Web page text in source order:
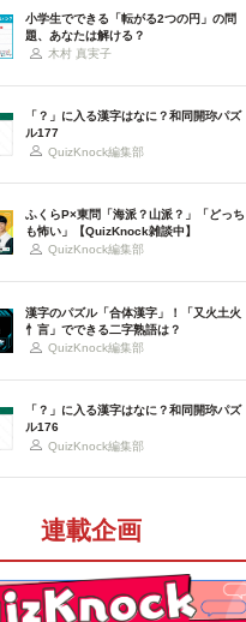
小学生でできる「転がる2つの円」の問
題、あなたは解ける？
木村 真実子
「？」に入る漢字はなに？和同開珎パズ
ル177
QuizKnock編集部
ふくらP×東問「海派？山派？」「どっち
も怖い」【QuizKnock雑談中】
QuizKnock編集部
漢字のパズル「合体漢字」！「又火土火
忄言」でできる二字熟語は？
QuizKnock編集部
「？」に入る漢字はなに？和同開珎パズ
ル176
QuizKnock編集部
連載企画